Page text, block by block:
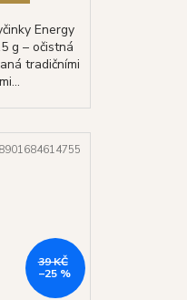
Energy
g – očistná
tradičními
39 KČ
–25 %
8901684614755